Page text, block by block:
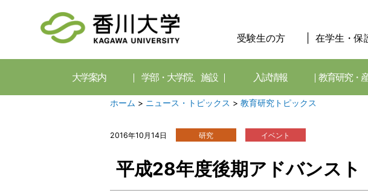
受験生の方 在学生・保
大学案内 学部・大学院、施設 入試情報 教育研究・
ホーム > ニュース・トピックス > 教育研究トピックス
2016年10月14日 研究 イベント
平成28年度後期アドバンス